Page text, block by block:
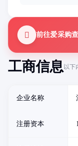
工商信息以下
企业名称
注册资本
前往爱采购